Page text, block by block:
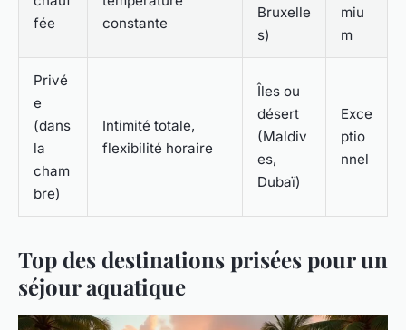
fée
constante
Bruxelle
s)
miu
m
Privé
e
(dans
la
cham
bre)
Intimité totale,
flexibilité horaire
Îles ou
désert
(Maldiv
es,
Dubaï)
Exce
ptio
nnel
Top des destinations prisées pour un
séjour aquatique